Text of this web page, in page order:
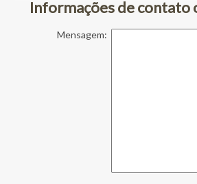
Informações de contato
Mensagem: